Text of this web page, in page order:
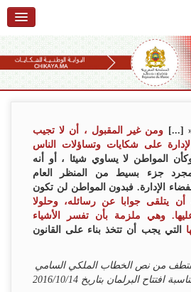
« ومن غير المقبول ، أن لا تجيب
الإدارة على شكايات وتساؤلات الناس
المواطن لا يساوي شيئا ، أو أنه
جزء بسيط من المنظر العام
الإدارة. فبدون المواطن لن تكون
يتلقى جوابا عن رسائله، وحلولا
وهي ملزمة بأن تفسر الأشياء
التي يجب أن تتخذ بناء على القانون
من نص الخطاب الملكي السامي
افتتاح البرلمان بتاريخ 2016/10/14